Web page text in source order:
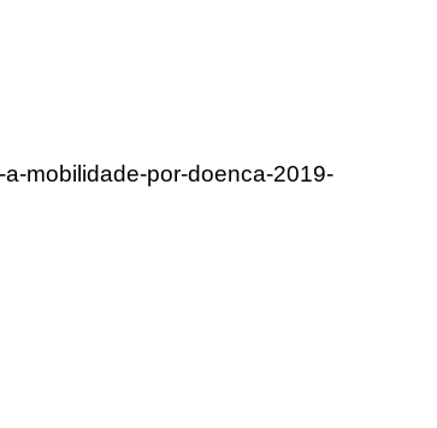
mobilidade-por-doenca-2019-